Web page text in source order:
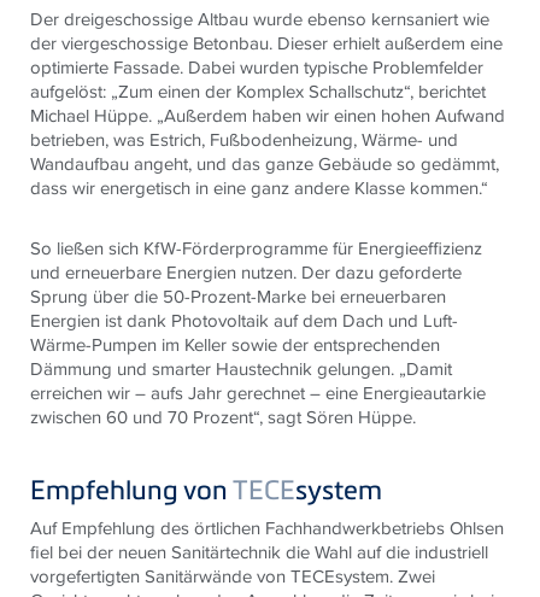
Der dreigeschossige Altbau wurde ebenso kernsaniert wie
der viergeschossige Betonbau. Dieser erhielt außerdem eine
optimierte Fassade. Dabei wurden typische Problemfelder
aufgelöst: „Zum einen der Komplex Schallschutz“, berichtet
Michael Hüppe. „Außerdem haben wir einen hohen Aufwand
betrieben, was Estrich, Fußbodenheizung, Wärme- und
Wandaufbau angeht, und das ganze Gebäude so gedämmt,
dass wir energetisch in eine ganz andere Klasse kommen.“
So ließen sich KfW-Förderprogramme für Energieeffizienz
und erneuerbare Energien nutzen. Der dazu geforderte
Sprung über die 50-Prozent-Marke bei erneuerbaren
Energien ist dank Photovoltaik auf dem Dach und Luft-
Wärme-Pumpen im Keller sowie der entsprechenden
Dämmung und smarter Haustechnik gelungen. „Damit
erreichen wir – aufs Jahr gerechnet – eine Energieautarkie
zwischen 60 und 70 Prozent“, sagt Sören Hüppe.
Empfehlung vonTECEsystem
Auf Empfehlung des örtlichen Fachhandwerkbetriebs Ohlsen
fiel bei der neuen Sanitärtechnik die Wahl auf die industriell
vorgefertigten Sanitärwände von TECEsystem. Zwei